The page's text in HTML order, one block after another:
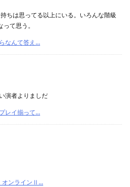
ちは思ってる以上にいる。いろんな階級
て思う。
なんて答え...
演者よりましだ
レイ揃って...
オンラインⅡ...